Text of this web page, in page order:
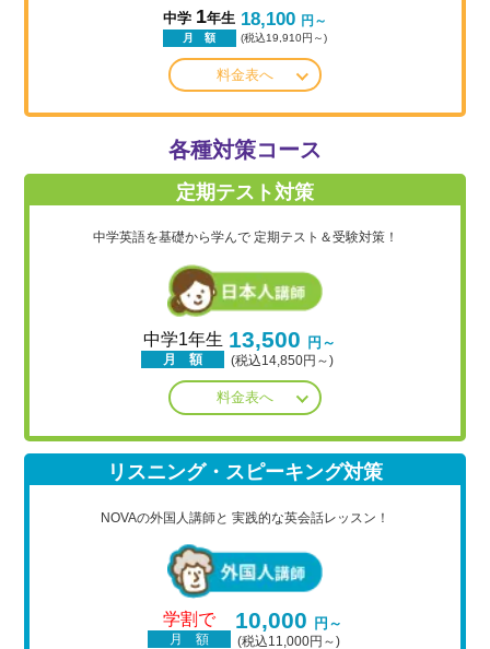
中学 1年生
月 額
18,100 円～
(税込19,910円～)
料金表へ
各種対策コース
定期テスト対策
中学英語を基礎から学んで 定期テスト＆受験対策！
中学1年生
月 額
13,500 円～
(税込14,850円～)
料金表へ
リスニング・スピーキング対策
NOVAの外国人講師と 実践的な英会話レッスン！
学割で
月 額
10,000 円～
(税込11,000円～)